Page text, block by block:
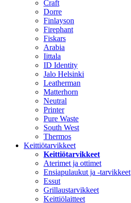
Craft
Dorre
Finlayson
Firephant
Fiskars
Arabia
Iittala
ID Identity
Jalo Helsinki
Leatherman
Matterhorn
Neutral
Printer
Pure Waste
South West
Thermos
Keittiötarvikkeet
Keittiötarvikkeet
Aterimet ja ottimet
Ensiapulaukut ja -tarvikkeet
Essut
Grillaustarvikkeet
Keittiölaitteet